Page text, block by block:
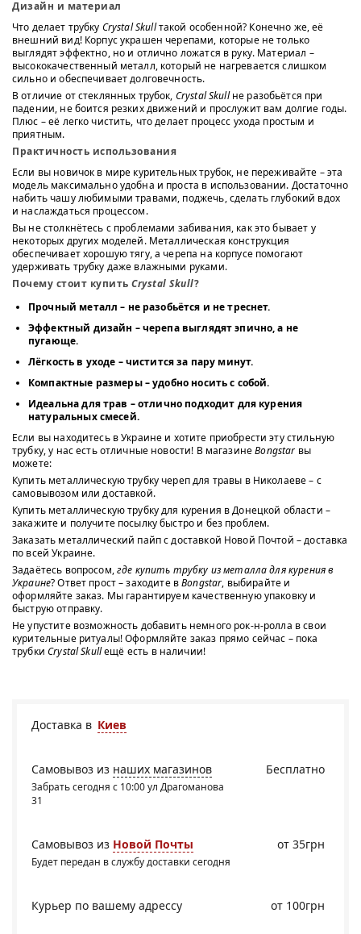
Дизайн и материал
Что делает трубку Crystal Skullтакой особенной? Конечно же, её
внешний вид! Корпус украшен черепами, которые не только
выглядят эффектно, но и отлично ложатся в руку. Материал –
высококачественный металл, который не нагревается слишком
сильно и обеспечивает долговечность.
В отличие от стеклянных трубок, Crystal Skullне разобьётся при
падении, не боится резких движений и прослужит вам долгие годы.
Плюс – её легко чистить, что делает процесс ухода простым и
приятным.
Практичность использования
Если вы новичок в мире курительных трубок, не переживайте – эта
модель максимально удобна и проста в использовании. Достаточно
набить чашу любимыми травами, поджечь, сделать глубокий вдох
и наслаждаться процессом.
Вы не столкнётесь с проблемами забивания, как это бывает у
некоторых других моделей. Металлическая конструкция
обеспечивает хорошую тягу, а черепа на корпусе помогают
удерживать трубку даже влажными руками.
Почему стоит купить Crystal Skull?
Прочный металл – не разобьётся и не треснет.
Эффектный дизайн – черепа выглядят эпично, а не
пугающе.
Лёгкость в уходе – чистится за пару минут.
Компактные размеры– удобно носить с собой.
Идеальна для трав – отлично подходит для курения
натуральных смесей.
Если вы находитесь в Украине и хотите приобрести эту стильную
трубку, у нас есть отличные новости! В магазинеBongstar вы
можете:
Купить металлическую трубку череп для травы в Николаеве – с
самовывозом или доставкой.
Купить металлическую трубку для курения в Донецкой области –
закажите и получите посылку быстро и без проблем.
Заказать металлический пайп с доставкой Новой Почтой – доставка
по всей Украине.
Задаётесь вопросом,где купить трубку из металла для курения в
Украине? Ответ прост – заходите вBongstar, выбирайте и
оформляйте заказ. Мы гарантируем качественную упаковку и
быструю отправку.
Не упустите возможность добавить немного рок-н-ролла в свои
курительные ритуалы! Оформляйте заказ прямо сейчас – пока
трубкиCrystal Skullещё есть в наличии!
Доставка в Киев
Бесплатно
Самовывоз из наших магазинов
Забрать сегодня с 10:00 ул Драгоманова
31
Самовывоз из Новой Почты
Будет передан в службу доставки сегодня
от 35грн
Курьер по вашему адрессу от 100грн